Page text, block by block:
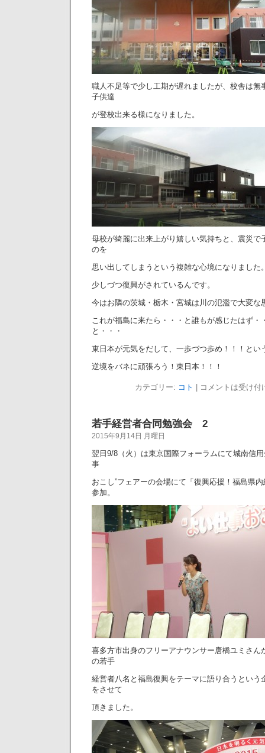
職人不足等で少し工期が遅れましたが、校舎は無
子供達
が登校出来る様になりました。
母校が綺麗に出来上がり嬉しい気持ちと、震災で
のを
思い出してしまうという複雑な心境になりました
少しづつ復興がされているんです。
今はお隣の茨城・栃木・宮城は川の氾濫で大変な
これが福島に来たら・・・と誰もが感じたはず・
と・・・
東日本が元気をだして、一歩づつ歩め！！！とい
逆境をバネに頑張ろう！東日本！！！
カテゴリー: コト コメントは受け付
若手経営者合同勉強会 2
2015年9月14日 月曜日
翌日9/8（火）は東京国際フォーラムにて城南信
事
おこし”フェアーの会場にて「復興応援！福島県
参加。
喜多方市出身のフリーアナウンサー唐橋ユミさん
の若手
経営者八名と福島復興をテーマに語り合うという
をさせて
頂きました。